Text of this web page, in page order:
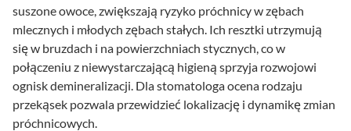
suszone owoce, zwiększają ryzyko próchnicy w zębach
mlecznych i młodych zębach stałych. Ich resztki utrzymują
się w bruzdach i na powierzchniach stycznych, co w
połączeniu z niewystarczającą higieną sprzyja rozwojowi
ognisk demineralizacji. Dla stomatologa ocena rodzaju
przekąsek pozwala przewidzieć lokalizację i dynamikę zmian
próchnicowych.